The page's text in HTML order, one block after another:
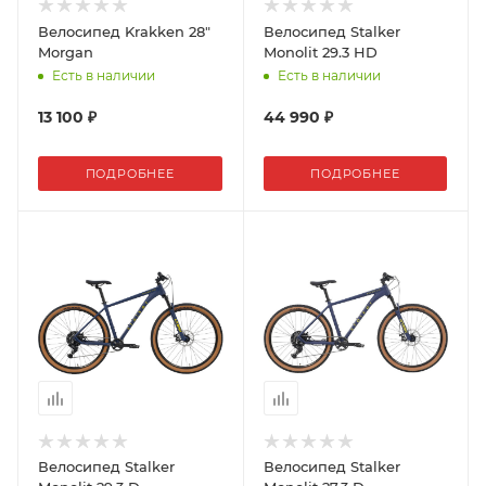
Велосипед Krakken 28"
Morgan
Есть в наличии
13 100 ₽
ПОДРОБНЕЕ
Велосипед Stalker
Monolit 29.3 HD
Есть в наличии
44 990 ₽
ПОДРОБНЕЕ
Велосипед Stalker
Велосипед Stalker